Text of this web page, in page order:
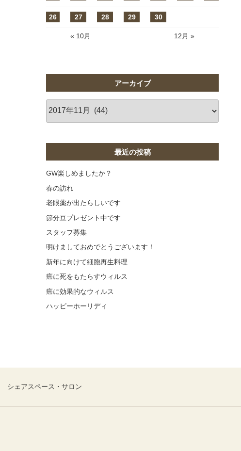
26 27 28 29 30
« 10月 12月 »
アーカイブ
ー
最近の投稿
GW楽しめましたか？
春の訪れ
老眼薬が出たらしいです
節分豆プレゼント中です
スタッフ募集
明けましておめでとうございます！
新年に向けて細胞再生料理
癌に死をもたらすウィルス
癌に効果的なウィルス
ハッピーホーリディ
シェアスペース・サロン